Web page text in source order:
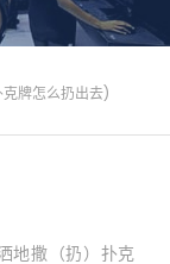
牌怎么扔出去)
地撒（扔）扑克